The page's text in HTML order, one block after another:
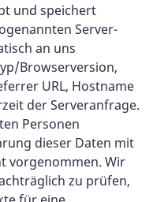
und speichert
Server-
an uns
Browserversion,
URL, Hostname
der Serveranfrage.
Personen
dieser Daten mit
vorgenommen. Wir
zu prüfen,